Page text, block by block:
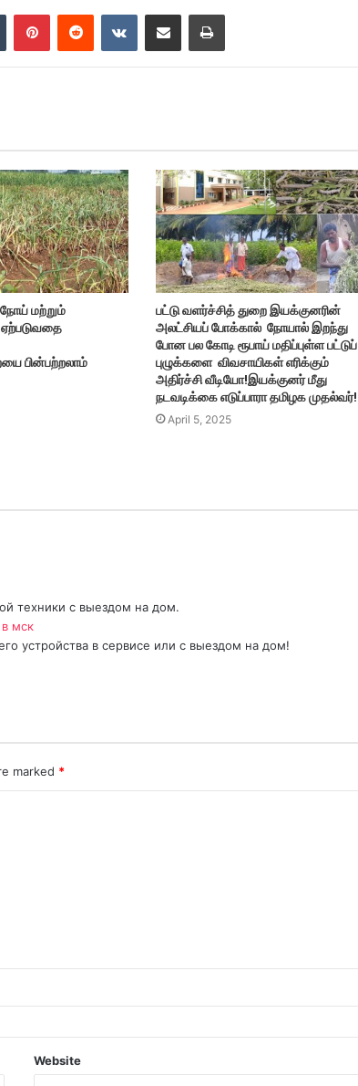
Tumblr PinterestReddit VKontakteShare via Email Print
மற்றும்
ஏற்படுவதை
பின்பற்றலாம்
பட்டு வளர்ச்சித் துறை இயக்குனரின்
அலட்சியப் போக்கால் நோயால் இறந்து
போன பல கோடி ரூபாய் மதிப்புள்ள பட்டுப்
புழுக்களை விவசாயிகள் எரிக்கும்
அதிர்ச்சி வீடியோ!இயக்குனர் மீது
நடவடிக்கை எடுப்பாரா தமிழக முதல்வர்!
April 5, 2025
техники с выездом на дом.
мск
устройства в сервисе или с выездом на дом!
marked *
Website